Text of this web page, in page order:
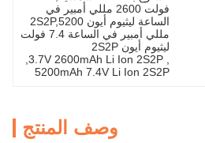
ليثيوم أيون 2S2P
3.7V 2600mAh Li Ion 2S2P
5200mAh 7.4V Li Ion 2S2P
وصف المنتج